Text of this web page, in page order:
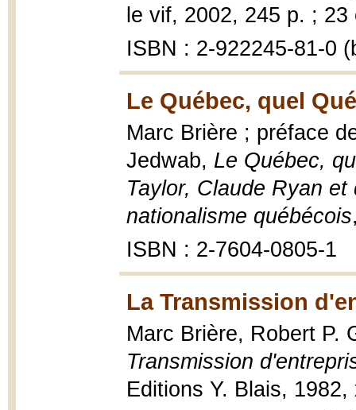
le vif, 2002, 245 p. ; 23
ISBN : 2-922245-81-0
Le Québec, quel
Marc Brière ; préface
Jedwab, Le Québec,
Taylor, Claude Ryan
nationalisme québécois
ISBN : 2-7604-0805-1
La Transmission
Marc Brière, Robert P.
Transmission
Editions Y. Blais,